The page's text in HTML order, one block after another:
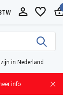
in Nederland
info